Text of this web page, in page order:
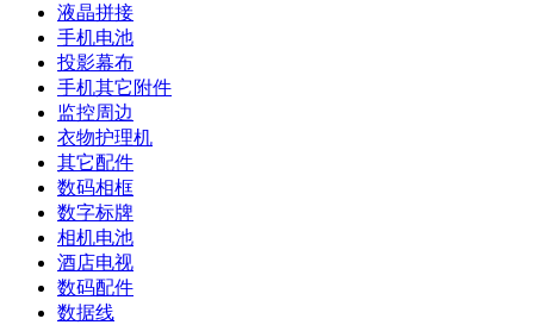
液晶拼接
手机电池
投影幕布
手机其它附件
监控周边
衣物护理机
其它配件
数码相框
数字标牌
相机电池
酒店电视
数码配件
数据线